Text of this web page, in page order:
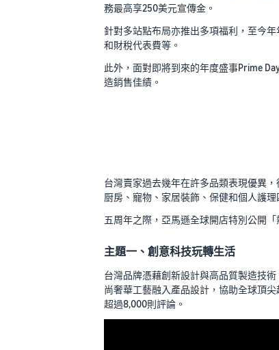
務最高享250美元宣傳金。
針對多站點布局亦推出多項福利，至今
和財稅代表費等。
此外，面對即將到來的年度盛事Prime
造銷售佳績。
台灣賣家過去幾年在許多品類表現優異
厨房、寵物、家居裝飾、保健和個人護
五周年之際，亞馬遜全球開店特別公開
主題一、創意科技玩轉生活
台灣品牌憑藉創新設計與高品質製造技
尚奢華工藝融入產品設計，協助全球頂
超過8,000則評論。